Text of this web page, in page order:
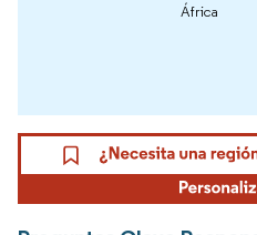
África